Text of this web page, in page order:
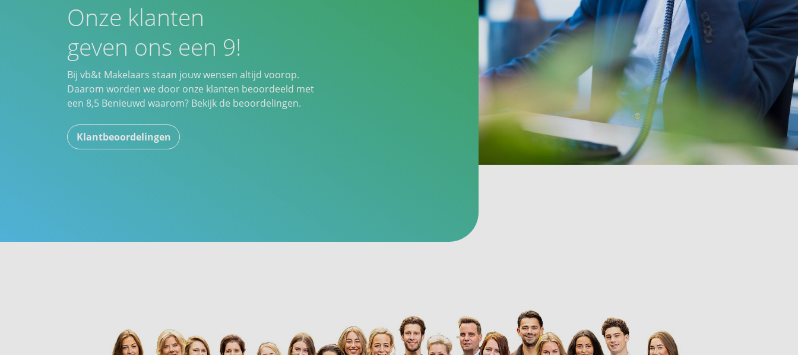
Onze klanten
geven ons een 9!
Bij vb&t Makelaars staan jouw wensen altijd voorop.
Daarom worden we door onze klanten beoordeeld met
een 8,5 Benieuwd waarom? Bekijk de beoordelingen.
Klantbeoordelingen